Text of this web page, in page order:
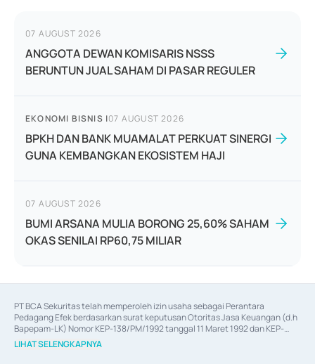
07 AUGUST 2026
ANGGOTA DEWAN KOMISARIS NSSS
BERUNTUN JUAL SAHAM DI PASAR REGULER
EKONOMI BISNIS |07 AUGUST 2026
BPKH DAN BANK MUAMALAT PERKUAT SINERGI
GUNA KEMBANGKAN EKOSISTEM HAJI
07 AUGUST 2026
BUMI ARSANA MULIA BORONG 25,60% SAHAM
OKAS SENILAI RP60,75 MILIAR
PT BCA Sekuritas telah memperoleh izin usaha sebagai Perantara
Pedagang Efek berdasarkan surat keputusan Otoritas Jasa Keuangan (d.h
Bapepam-LK) Nomor KEP-138/PM/1992 tanggal 11 Maret 1992 dan KEP-
06/D.04/2014 tanggal 28 Februari 2014, izin usaha sebagai Penjamin Emisi
Efek berdasarkan surat keputusan Otoritas Jasa Keuangan Nomor KEP-
LIHAT SELENGKAPNYA